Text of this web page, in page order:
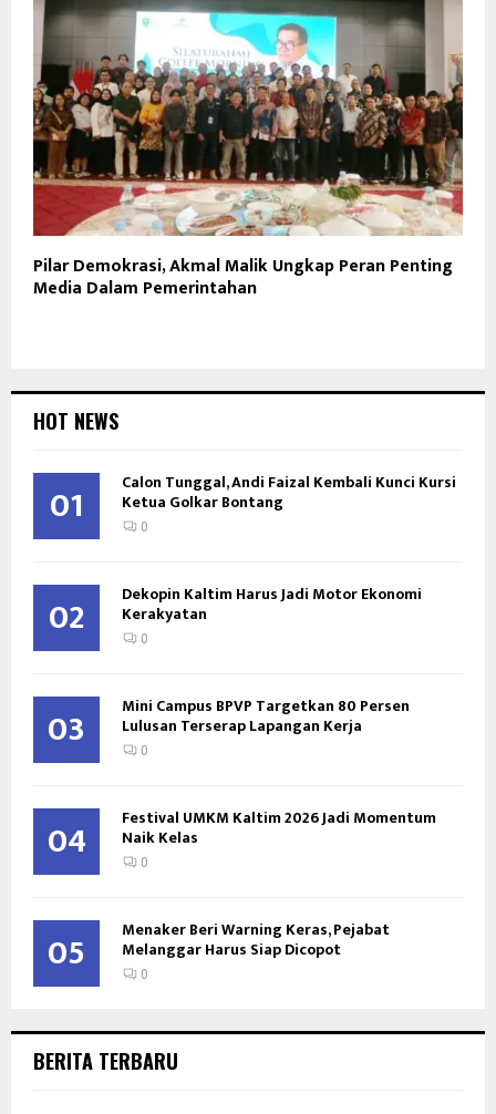
Pilar Demokrasi, Akmal Malik Ungkap Peran Penting
Media Dalam Pemerintahan
HOT NEWS
01 Calon Tunggal, Andi Faizal Kembali Kunci Kursi
Ketua Golkar Bontang
0
02 Dekopin Kaltim Harus Jadi Motor Ekonomi
Kerakyatan
0
03 Mini Campus BPVP Targetkan 80 Persen
Lulusan Terserap Lapangan Kerja
0
04 Festival UMKM Kaltim 2026 Jadi Momentum
Naik Kelas
0
05 Menaker Beri Warning Keras, Pejabat
Melanggar Harus Siap Dicopot
0
BERITA TERBARU